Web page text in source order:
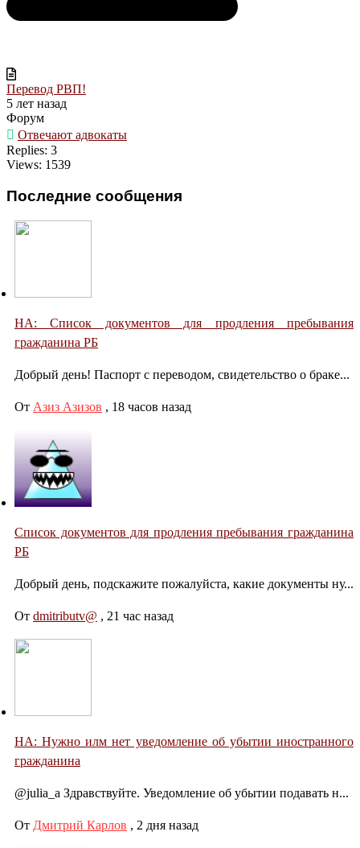
Перевод РВП!
5 лет назад
Форум
Отвечают адвокаты
Replies: 3
Views: 1539
Последние сообщения
НА: Список документов для продления пребывания
гражданина РБ
Добрый день! Паспорт с переводом, свидетельство о браке...
От Азиз Азизов , 18 часов назад
Список документов для продления пребывания гражданина
РБ
Добрый день, подскажите пожалуйста, какие документы ну...
От dmitributv@ , 21 час назад
НА: Нужно илм нет уведомление об убытии иностранного
гражданина
@julia_a Здравствуйте. Уведомление об убытии подавать н...
От Дмитрий Карлов , 2 дня назад